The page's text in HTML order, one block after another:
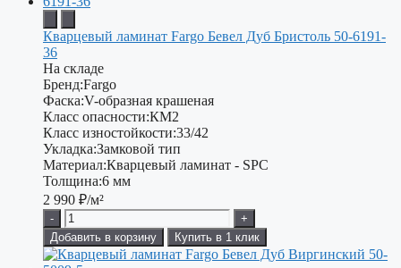
Кварцевый ламинат Fargo Бевел Дуб Бристоль 50-6191-
36
На складе
Бренд:Fargo
Фаска:V-образная крашеная
Класс опасности:КМ2
Класс изностойкости:33/42
Укладка:Замковой тип
Материал:Кварцевый ламинат - SPC
Толщина:6 мм
2 990 ₽/м²
-
+
Добавить в корзину
Купить в 1 клик